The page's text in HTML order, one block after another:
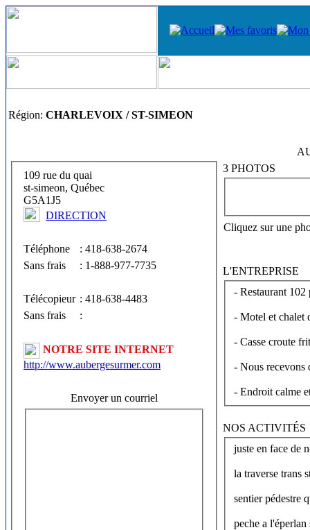
Région: CHARLEVOIX / ST-SIMEON
109 rue du quai
st-simeon, Québec
G5A1J5
DIRECTION
Téléphone
: 418-638-2674
Sans frais
: 1-888-977-7735
Télécopieur
: 418-638-4483
Sans frais
:
NOTRE SITE INTERNET
http://www.aubergesurmer.com
Envoyer un courriel
3 PHOTOS
Cliquez sur une
L'ENTREPRISE
- Restaurant 102
- Motel et chalet
- Casse croute
- Nous recevons
- Endroit calme
NOS ACTIVITÉS
la traverse trans
sentier pédestre
peche a